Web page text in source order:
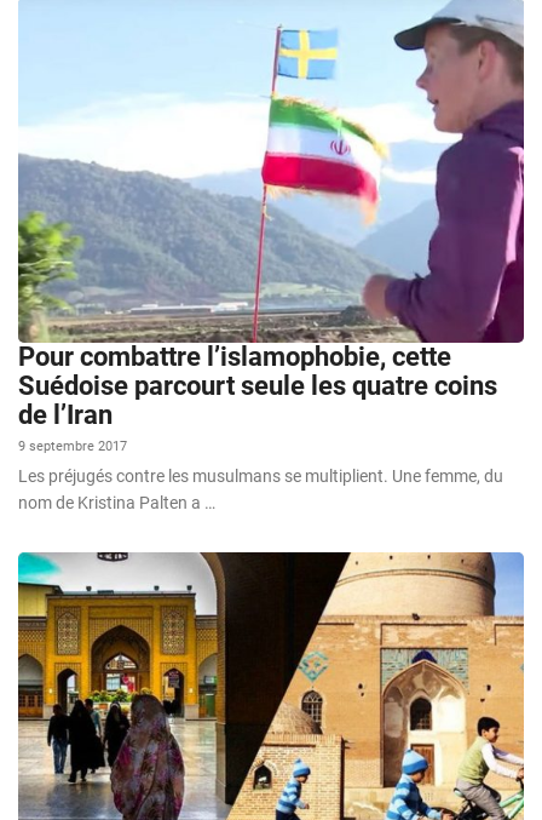
Pour combattre l’islamophobie, cette
Suédoise parcourt seule les quatre coins
de l’Iran
9 septembre 2017
Les préjugés contre les musulmans se multiplient. Une femme, du
nom de Kristina Palten a …